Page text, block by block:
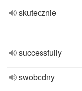
skutecznie
successfully
swobodny